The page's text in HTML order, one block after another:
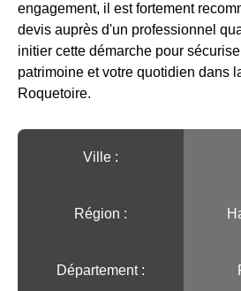
engagement, il est fortement
devis auprès d'un professionnel
initier cette démarche pour
patrimoine et votre quotidien dans
Roquetoire.
Ville :️
Région :️
Département :